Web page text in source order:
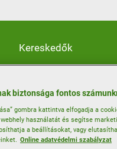
Kereskedők
biztonsága fontos
gombra kattintva elfogadja a
használatát és segítse
a beállításokat, vagy
Online adatvédelmi szabályzat